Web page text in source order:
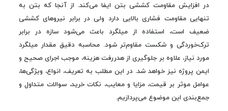
در افزایش مقاومت کششی بتن ایفا می‌کند. از آنجا که بتن به
تنهایی مقاومت فشاری بالایی دارد ولی در برابر نیروهای کششی
ضعیف است، استفاده از میلگرد باعث می‌شود سازه در برابر
ترک‌خوردگی و شکست مقاوم‌تر شود. محاسبه دقیق مقدار میلگرد
مورد نیاز، علاوه بر جلوگیری از هدررفت هزینه، موجب اجرای صحیح و
ایمن پروژه نیز خواهد شد. در این مطلب به تعریف، انواع، ویژگی‌ها،
عوامل موثر بر قیمت، مزایا و معایب، نکات خرید، سوالات متداول و
جمع‌بندی این موضوع می‌پردازیم.